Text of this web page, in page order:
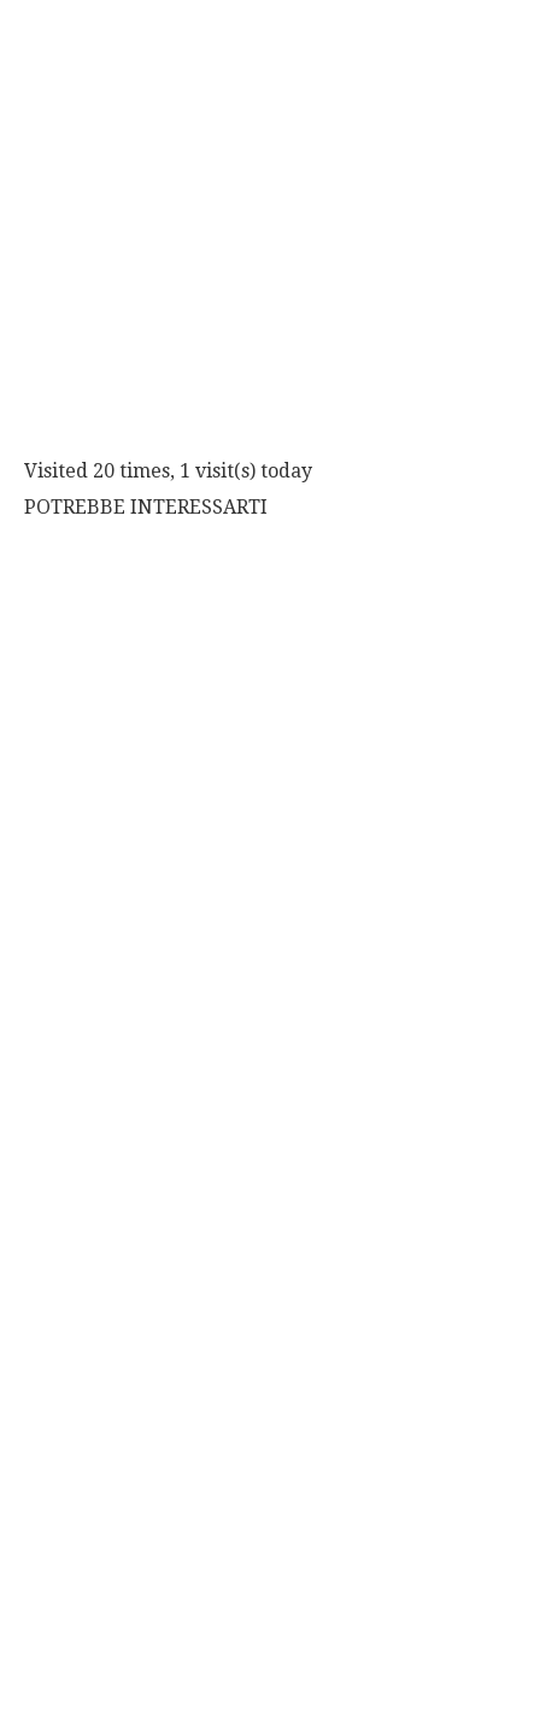
Visited 20 times, 1 visit(s) today
POTREBBE INTERESSARTI